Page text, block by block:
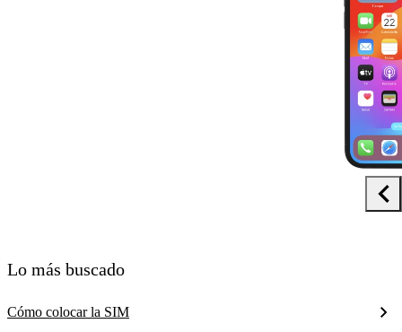
Lo más buscado
Cómo colocar la SIM